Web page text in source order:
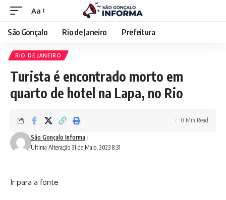
Aa
São Gonçalo Rio de Janeiro Prefeitura
RIO DE JANEIRO
Turista é encontrado morto em
quarto de hotel na Lapa, no Rio
Última Alteração 31 de Maio, 2023 8:31
São Gonçalo Informa
0 Min Read
Ir para a fonte